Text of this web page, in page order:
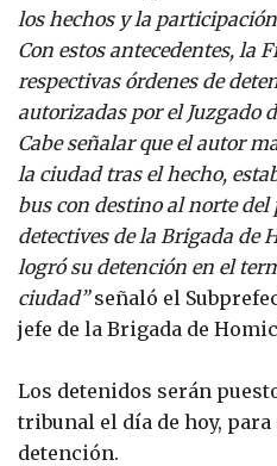
los hechos y la
Con estos antecedentes, la
respectivas órdenes de
autorizadas por el Juzgado
Cabe señalar que el autor
la ciudad tras el hecho,
bus con destino al norte
detectives de la Brigada de
logró su detención en el
ciudad”señaló el
jefe de la Brigada de
Los detenidos serán
tribunal el día de hoy,
detención.